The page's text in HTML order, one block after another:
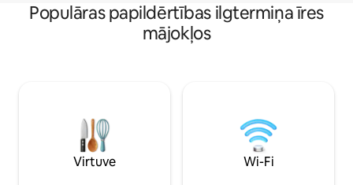
Populāras papildērtības ilgtermiņa īres
mājokļos
Virtuve Wi-Fi